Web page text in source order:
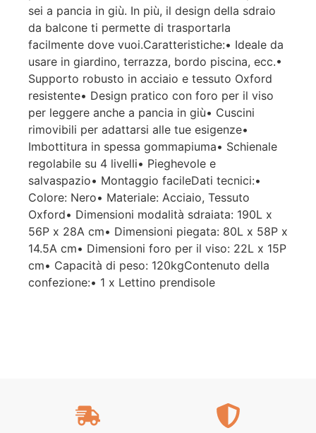
sei a pancia in giù. In più, il design della sdraio
da balcone ti permette di trasportarla
facilmente dove vuoi.Caratteristiche:• Ideale da
usare in giardino, terrazza, bordo piscina, ecc.•
Supporto robusto in acciaio e tessuto Oxford
resistente• Design pratico con foro per il viso
per leggere anche a pancia in giù• Cuscini
rimovibili per adattarsi alle tue esigenze•
Imbottitura in spessa gommapiuma• Schienale
regolabile su 4 livelli• Pieghevole e
salvaspazio• Montaggio facileDati tecnici:•
Colore: Nero• Materiale: Acciaio, Tessuto
Oxford• Dimensioni modalità sdraiata: 190L x
56P x 28A cm• Dimensioni piegata: 80L x 58P x
14.5A cm• Dimensioni foro per il viso: 22L x 15P
cm• Capacità di peso: 120kgContenuto della
confezione:• 1 x Lettino prendisole